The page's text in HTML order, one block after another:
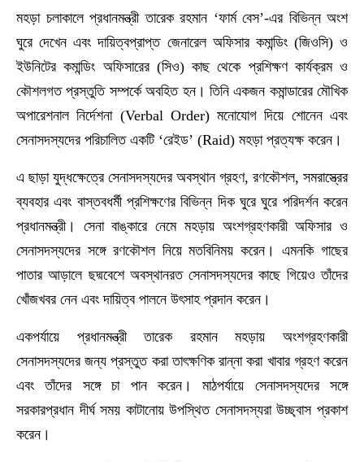
মহড়া চলাকালে প্রধানমন্ত্রী তারেক রহমান ‘ফার্ম বেস’-এর বিভিন্ন অংশ
ঘুরে দেখেন এবং দায়িত্বপ্রাপ্ত জেনারেল অফিসার কমান্ডিং (জিওসি) ও
ইউনিটের কমান্ডিং অফিসারের (সিও) কাছ থেকে প্রশিক্ষণ কার্যক্রম ও
কৌশলগত প্রস্তুতি সম্পর্কে অবহিত হন। তিনি একজন কমান্ডারের মৌখিক
অপারেশনাল নির্দেশনা (Verbal Order) মনোযোগ দিয়ে শোনেন এবং
সেনাসদস্যদের পরিচালিত একটি ‘রেইড’ (Raid) মহড়া প্রত্যক্ষ করেন।
এ ছাড়া যুদ্ধক্ষেত্রে সেনাসদস্যদের অবস্থান গ্রহণ, রণকৌশল, সমরাস্ত্রের
ব্যবহার এবং বাস্তবধর্মী প্রশিক্ষণের বিভিন্ন দিক ঘুরে ঘুরে পরিদর্শন করেন
প্রধানমন্ত্রী। সেনা বাঙ্কারে নেমে মহড়ায় অংশগ্রহণকারী অফিসার ও
সেনাসদস্যদের সঙ্গে রণকৌশল নিয়ে মতবিনিময় করেন। এমনকি গাছের
পাতার আড়ালে ছদ্মবেশে অবস্থানরত সেনাসদস্যদের কাছে গিয়েও তাঁদের
খোঁজখবর নেন এবং দায়িত্ব পালনে উৎসাহ প্রদান করেন।
একপর্যায়ে প্রধানমন্ত্রী তারেক রহমান মহড়ায় অংশগ্রহণকারী
সেনাসদস্যদের জন্য প্রস্তুত করা তাৎক্ষণিক রান্না করা খাবার গ্রহণ করেন
এবং তাঁদের সঙ্গে চা পান করেন। মাঠপর্যায়ে সেনাসদস্যদের সঙ্গে
সরকারপ্রধান দীর্ঘ সময় কাটানোয় উপস্থিত সেনাসদস্যরা উচ্ছ্বাস প্রকাশ
করেন।